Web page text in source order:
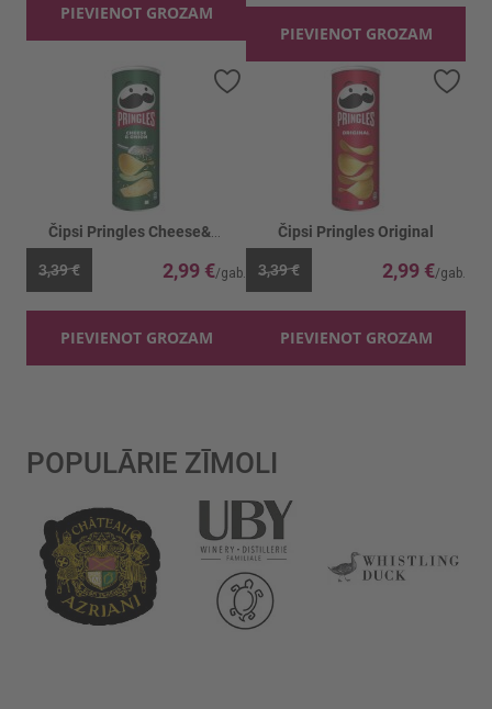
PIEVIENOT GROZAM
PIEVIENOT GROZAM
3,39 € 2,99 €
PIEVIENOT GROZAM
Pievienot vēlmju sarakstam
Čipsi Pringles Original
3,39 € 2,99 €
PIEVIENOT GROZAM
POPULĀRIE ZĪMOLI